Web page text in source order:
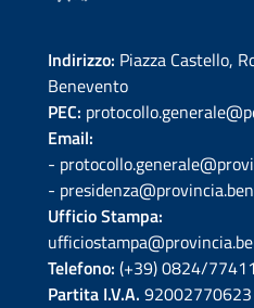
Indirizzo: Piazza Castello,
Benevento
PEC:
Email:
-
-
Ufficio Stampa:
Telefono: (+39) 0824/
Partita I.V.A. 92002770623